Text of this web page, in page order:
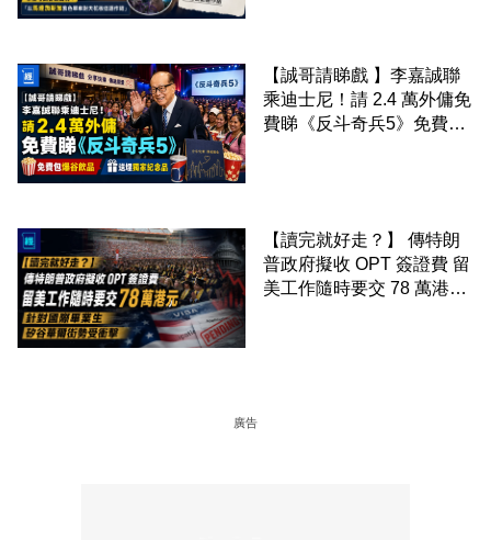
【誠哥請睇戲 】李嘉誠聯
乘迪士尼！請 2.4 萬外傭免
費睇《反斗奇兵5》免費包
【讀完就好走？】 傳特朗
普政府擬收 OPT 簽證費 留
美工作隨時要交 78 萬港元
廣告